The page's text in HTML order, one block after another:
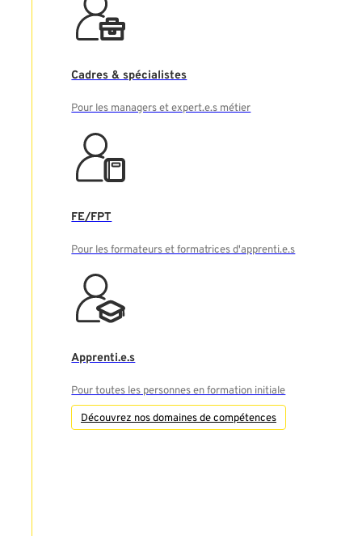
Cadres & spécialistes
Pour les managers et expert.e.s métier
FE/FPT
Pour les formateurs et formatrices d'apprenti.e.s
Apprenti.e.s
Pour toutes les personnes en formation initiale
Découvrez nos domaines de compétences